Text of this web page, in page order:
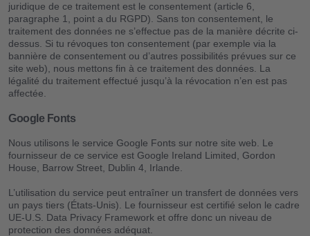
juridique de ce traitement est le consentement (article 6,
paragraphe 1, point a du RGPD). Sans ton consentement, le
traitement des données ne s’effectue pas de la manière décrite ci-
dessus. Si tu révoques ton consentement (par exemple via la
bannière de consentement ou d’autres possibilités prévues sur ce
site web), nous mettons fin à ce traitement des données. La
légalité du traitement effectué jusqu’à la révocation n’en est pas
affectée.
Google Fonts
Nous utilisons le service Google Fonts sur notre site web. Le
fournisseur de ce service est Google Ireland Limited, Gordon
House, Barrow Street, Dublin 4, Irlande.
L’utilisation du service peut entraîner un transfert de données vers
un pays tiers (États-Unis). Le fournisseur est certifié selon le cadre
UE-U.S. Data Privacy Framework et offre donc un niveau de
protection des données adéquat.